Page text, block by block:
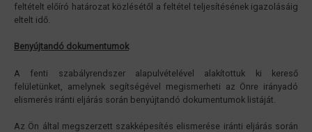
feltételt előíró határozat közlésétől a feltétel teljesítésének igazolásáig
eltelt idő.
Benyújtandó dokumentumok
A fenti szabályrendszer alapulvételével alakítottuk ki kereső
felületünket, amelynek segítségével megismerheti az Önre irányadó
elismerés iránti eljárás során benyújtandó dokumentumok listáját.
Az Ön által megszerzett szakképesítés elismerése iránti eljárás során